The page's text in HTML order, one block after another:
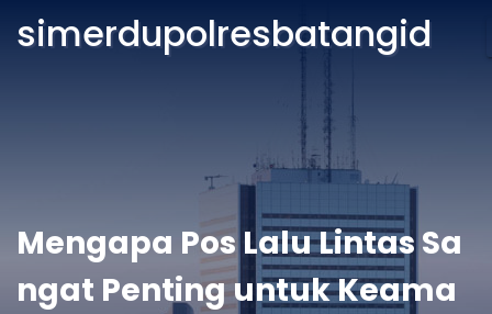
simerdupolresbatangid
Mengapa Pos Lalu Lintas Sa
ngat Penting untuk Keama